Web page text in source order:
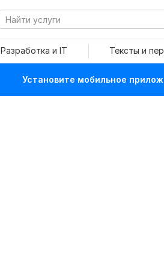
Разработка и IT Тексты и
Установите мобильное